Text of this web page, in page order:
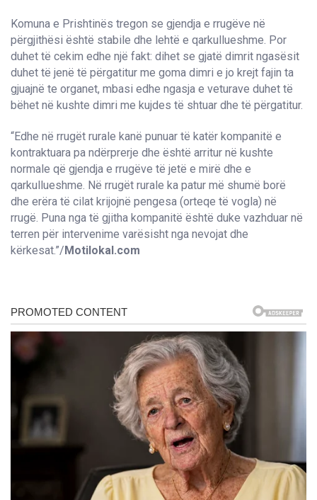
Komuna e Prishtinës tregon se gjendja e rrugëve në
përgjithësi është stabile dhe lehtë e qarkullueshme. Por
duhet të cekim edhe një fakt: dihet se gjatë dimrit ngasësit
duhet të jenë të përgatitur me goma dimri e jo krejt fajin ta
gjuajnë te organet, mbasi edhe ngasja e veturave duhet të
bëhet në kushte dimri me kujdes të shtuar dhe të përgatitur.
“Edhe në rrugët rurale kanë punuar të katër kompanitë e
kontraktuara pa ndërprerje dhe është arritur në kushte
normale që gjendja e rrugëve të jetë e mirë dhe e
qarkullueshme. Në rrugët rurale ka patur më shumë borë
dhe erëra të cilat krijojnë pengesa (orteqe të vogla) në
rrugë. Puna nga të gjitha kompanitë është duke vazhduar në
terren për intervenime varësisht nga nevojat dhe
kërkesat.”/ Motilokal.com